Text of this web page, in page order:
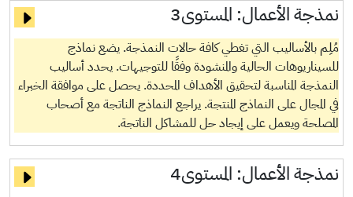
نمذجة الأعمال: المستوى3
مُلِم بالأساليب التي تغطي كافة حالات النمذجة. يضع نماذج
للسيناريوهات الحالية والمنشودة وفقًا للتوجيهات. يحدد أساليب
النمذجة المناسبة لتحقيق الأهداف المحددة. يحصل على موافقة الخبراء
في المجال على النماذج المنتجة. يراجع النماذج الناتجة مع أصحاب
المصلحة ويعمل على إيجاد حل للمشاكل الناتجة.
نمذجة الأعمال: المستوى4